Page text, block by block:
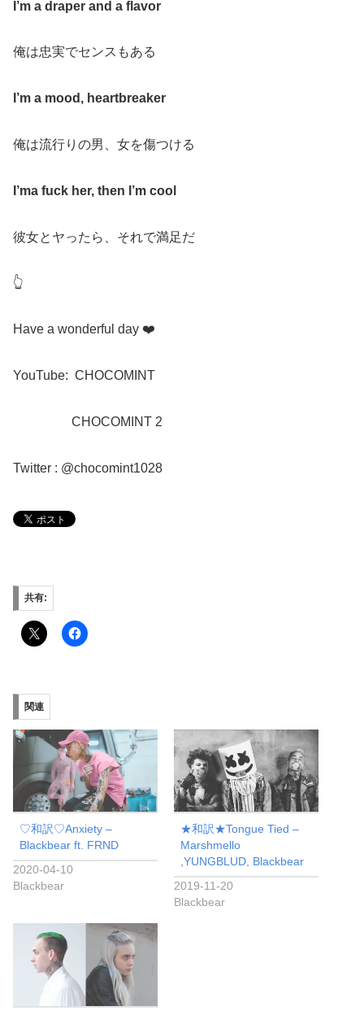
I’m a draper and a flavor
俺は忠実でセンスもある
I’m a mood, heartbreaker
俺は流行りの男、女を傷つける
I’ma fuck her, then I’m cool
彼女とヤったら、それで満足だ
👆
Have a wonderful day ❤️
YouTube: CHOCOMINT
CHOCOMINT 2
Twitter : @chocomint1028
共有:
関連
♡和訳♡Anxiety –
Blackbear ft. FRND
2020-04-10
Blackbear
★和訳★Tongue Tied –
Marshmello
,YUNGBLUD, Blackbear
2019-11-20
Blackbear